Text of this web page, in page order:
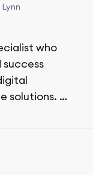
who
success
solutions.